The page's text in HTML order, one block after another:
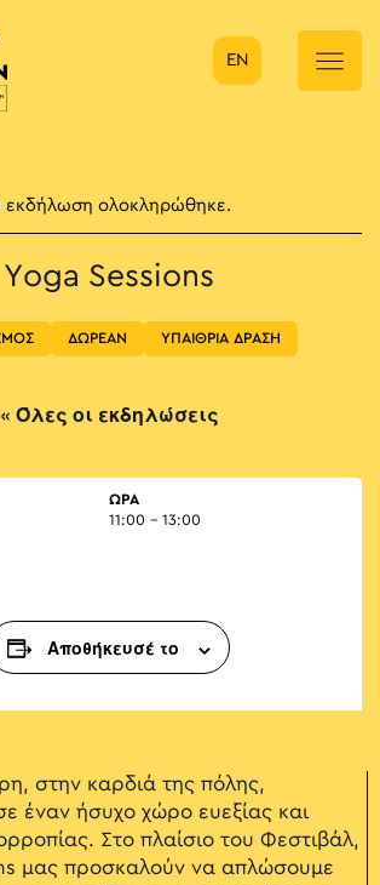
πλοήγηση
EN
εκδήλωση ολοκληρώθηκε.
Yoga Sessions
ΔΩΡΕΑΝ ΥΠΑΙΘΡΙΑ ΔΡΑΣΗ
« Όλες οι εκδηλώσεις
ΏΡΑ
11:00 - 13:00
Αποθήκευσέ το
στην καρδιά της πόλης,
έναν ήσυχο χώρο ευεξίας και
Στο πλαίσιο του Φεστιβάλ,
μας προσκαλούν να απλώσουμε